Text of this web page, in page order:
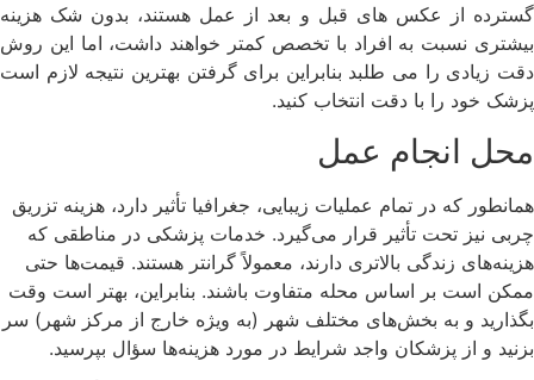
گسترده از عکس های قبل و بعد از عمل هستند، بدون شک هزینه
بیشتری نسبت به افراد با تخصص کمتر خواهند داشت، اما این روش
دقت زیادی را می طلبد بنابراین برای گرفتن بهترین نتیجه لازم است
پزشک خود را با دقت انتخاب کنید.
محل انجام عمل
همانطور که در تمام عملیات زیبایی، جغرافیا تأثیر دارد، هزینه تزریق
چربی نیز تحت تأثیر قرار می‌گیرد. خدمات پزشکی در مناطقی که
هزینه‌های زندگی بالاتری دارند، معمولاً گرانتر هستند. قیمت‌ها حتی
ممکن است بر اساس محله متفاوت باشند. بنابراین، بهتر است وقت
بگذارید و به بخش‌های مختلف شهر (به ویژه خارج از مرکز شهر) سر
بزنید و از پزشکان واجد شرایط در مورد هزینه‌ها سؤال بپرسید.